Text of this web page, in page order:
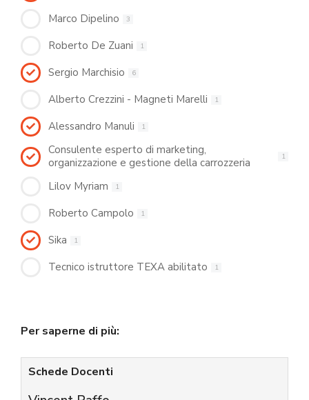
Marco Dipelino 3
Roberto De Zuani 1
Sergio Marchisio 6
Alberto Crezzini - Magneti Marelli 1
Alessandro Manuli 1
Consulente esperto di marketing,
organizzazione e gestione della carrozzeria
1
Lilov Myriam 1
Roberto Campolo 1
Sika 1
Tecnico istruttore TEXA abilitato 1
Per saperne di più:
Schede Docenti